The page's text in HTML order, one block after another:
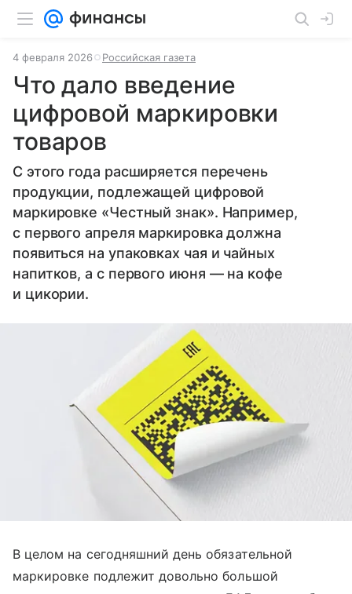
4 февраля 2026 Российская газета
Что дало введение
цифровой маркировки
товаров
С этого года расширяется перечень
продукции, подлежащей цифровой
маркировке «Честный знак». Например,
с первого апреля маркировка должна
появиться на упаковках чая и чайных
напитков, а с первого июня — на кофе
и цикории.
В целом на сегодняшний день обязательной
маркировке подлежит довольно большой